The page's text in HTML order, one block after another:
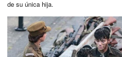
de su única hija.